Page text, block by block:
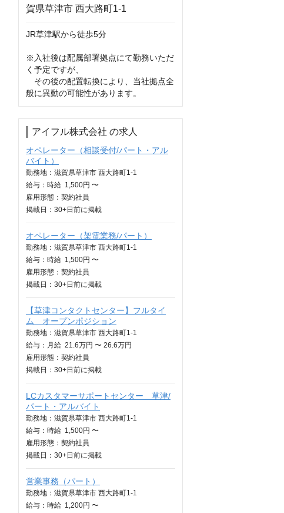
JR草津駅から徒歩5分
※入社後は配属部署拠点にて勤務いただ
く予定ですが、
その後の配置転換により、当社拠点全
般に異動の可能性があります。
アイフル株式会社 の求人
オペレーター（相談受付/パート・アル
バイト）
勤務地：滋賀県草津市 西大路町1-1
給与： 時給 1,500円 〜
雇用形態：契約社員
掲載日： 30+日 前に掲載
オペレーター（架電業務/パート）
勤務地：滋賀県草津市 西大路町1-1
給与： 時給 1,500円 〜
雇用形態：契約社員
掲載日： 30+日 前に掲載
【草津コンタクトセンター】フルタイ
ム オープンポジション
勤務地：滋賀県草津市 西大路町1-1
給与： 月給 21.6万円 〜 26.6万円
雇用形態：契約社員
掲載日： 30+日 前に掲載
LCカスタマーサポートセンター 草津/
パート・アルバイト
勤務地：滋賀県草津市 西大路町1-1
給与： 時給 1,500円 〜
雇用形態：契約社員
掲載日： 30+日 前に掲載
営業事務（パート）
勤務地：滋賀県草津市 西大路町1-1
給与： 時給 1,200円 〜